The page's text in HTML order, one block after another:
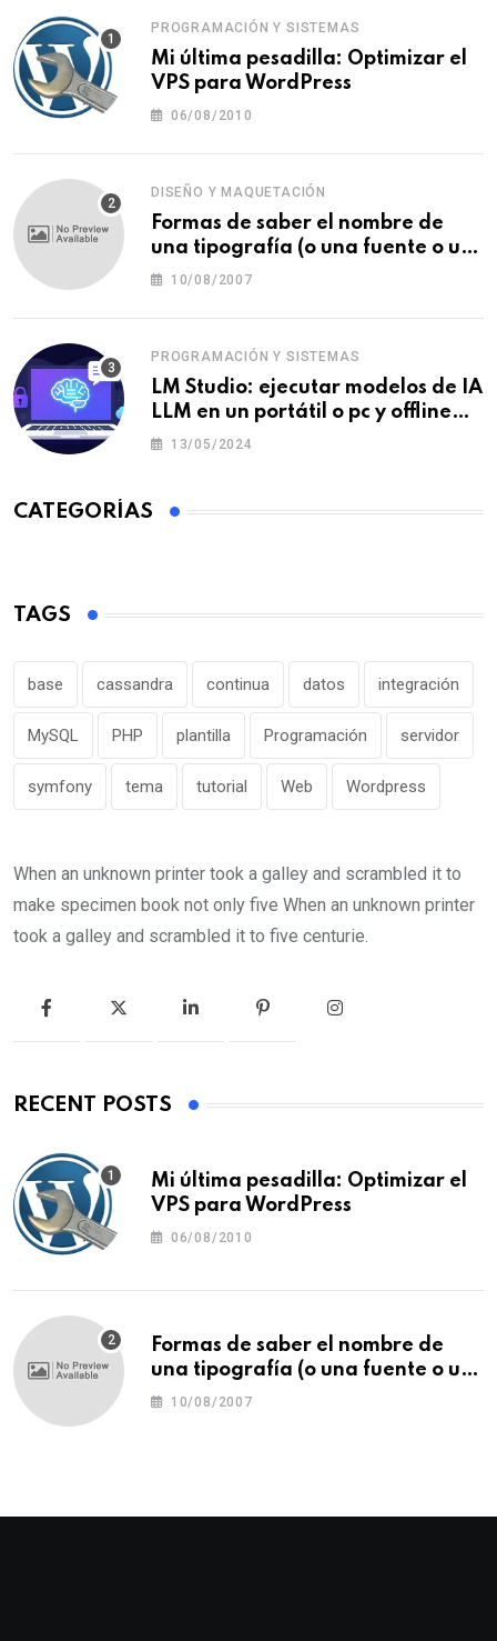
PROGRAMACIÓN Y SISTEMAS
Mi última pesadilla: Optimizar el
VPS para WordPress
06/08/2010
DISEÑO Y MAQUETACIÓN
Formas de saber el nombre de
una tipografía (o una fuente o un
tipo de letra)
10/08/2007
PROGRAMACIÓN Y SISTEMAS
LM Studio: ejecutar modelos de IA
LLM en un portátil o pc y offline
para crear tu chatbot local
13/05/2024
CATEGORÍAS
TAGS
base cassandra continua datos integración
MySQL PHP plantilla Programación servidor
symfony tema tutorial Web Wordpress
When an unknown printer took a galley and scrambled it to
make specimen book not only five When an unknown printer
took a galley and scrambled it to five centurie.
RECENT POSTS
Mi última pesadilla: Optimizar el
VPS para WordPress
06/08/2010
Formas de saber el nombre de
una tipografía (o una fuente o un
tipo de letra)
10/08/2007